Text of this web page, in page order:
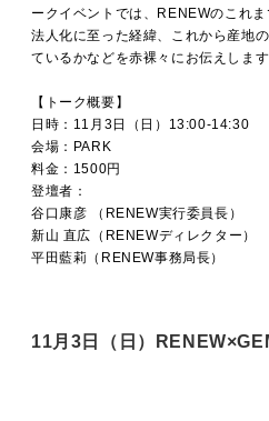
ークイベントでは、RENEWのこれ
法人化に至った経緯、これから産地
ているかなどを赤裸々にお伝えします
【トーク概要】
日時：11月3日（日）13:00-14:30
会場：PARK
料金：1500円
登壇者：
谷口康彦 （RENEW実行委員長）
新山 直広（RENEWディレクター）
平田藍莉（RENEW事務局長）
11月3日（日）